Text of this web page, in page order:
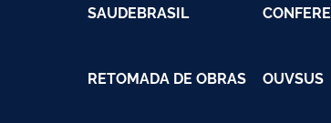
SAUDEBRASIL
RETOMADA DE OBRAS OUVSUS